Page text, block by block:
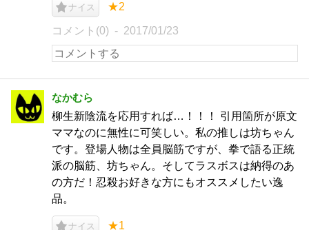
ナイス ★2
コメント(0) 2017/01/23
なかむら
柳生新陰流を応用すれば…！！！ 引用箇所が原文
ママなのに無性に可笑しい。私の推しは坊ちゃん
です。登場人物は全員脳筋ですが、拳で語る正統
派の脳筋、坊ちゃん。そしてラスボスは納得のあ
の方だ！忍殺お好きな方にもオススメしたい逸
品。
ナイス ★1